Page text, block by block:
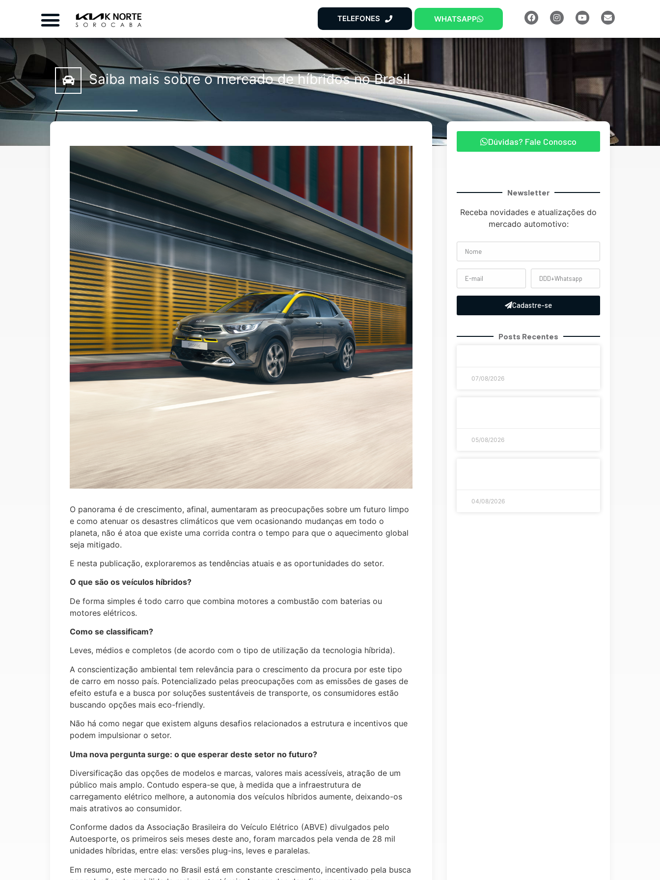
TELEFONES WHATSAPP
Saiba mais sobre o mercado de híbridos no Brasil
O panorama é de crescimento, afinal, aumentaram as preocupações sobre um futuro limpo
e como atenuar os desastres climáticos que vem ocasionando mudanças em todo o
planeta, não é atoa que existe uma corrida contra o tempo para que o aquecimento global
seja mitigado.
E nesta publicação, exploraremos as tendências atuais e as oportunidades do setor.
O que são os veículos híbridos?
De forma simples é todo carro que combina motores a combustão com baterias ou
motores elétricos.
Como se classificam?
Leves, médios e completos (de acordo com o tipo de utilização da tecnologia híbrida).
A conscientização ambiental tem relevância para o crescimento da procura por este tipo
de carro em nosso país. Potencializado pelas preocupações com as emissões de gases de
efeito estufa e a busca por soluções sustentáveis de transporte, os consumidores estão
buscando opções mais eco-friendly.
Não há como negar que existem alguns desafios relacionados a estrutura e incentivos que
podem impulsionar o setor.
Uma nova pergunta surge: o que esperar deste setor no futuro?
Diversificação das opções de modelos e marcas, valores mais acessíveis, atração de um
público mais amplo. Contudo espera-se que, à medida que a infraestrutura de
carregamento elétrico melhore, a autonomia dos veículos híbridos aumente, deixando-os
mais atrativos ao consumidor.
Conforme dados da Associação Brasileira do Veículo Elétrico (ABVE) divulgados pelo
Autoesporte, os primeiros seis meses deste ano, foram marcados pela venda de 28 mil
unidades híbridas, entre elas: versões plug-ins, leves e paralelas.
Em resumo, este mercado no Brasil está em constante crescimento, incentivado pela busca
Dúvidas? Fale Conosco
Newsletter
Receba novidades e atualizações do
mercado automotivo:
Cadastre-se
Posts Recentes
07/08/2026
05/08/2026
04/08/2026